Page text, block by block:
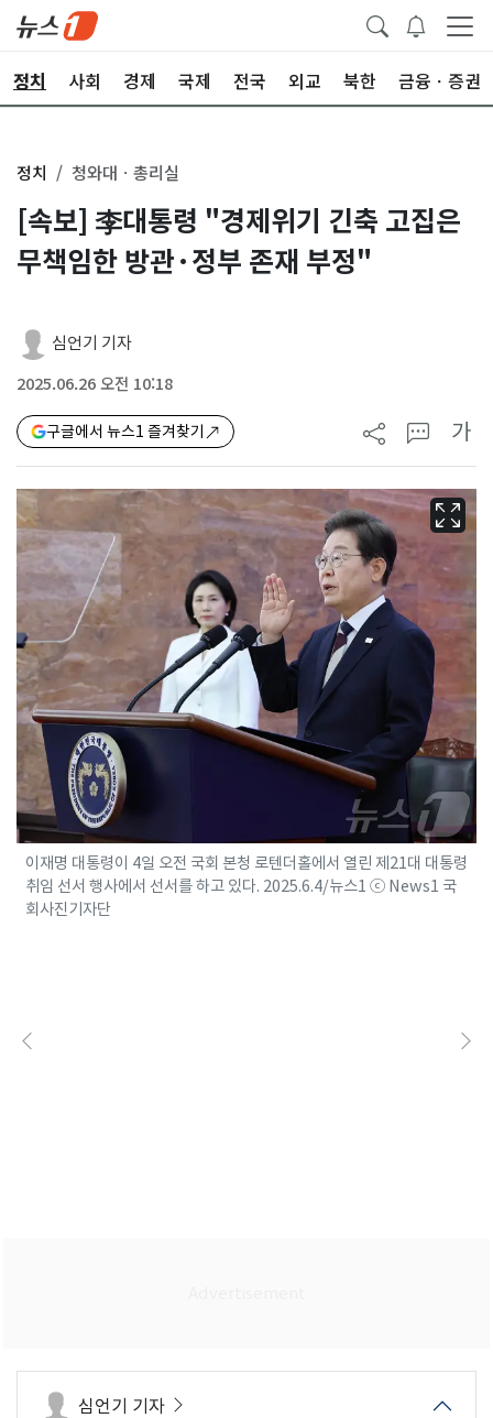
정치 사회 경제 국제 전국 외교 북한 금융ㆍ증권
정치 청와대ㆍ총리실
[속보] 李대통령 "경제위기 긴축 고집은
무책임한 방관·정부 존재 부정"
심언기 기자
2025.06.26 오전 10:18
구글에서 뉴스1 즐겨찾기 가
이재명 대통령이 4일 오전 국회 본청 로텐더홀에서 열린 제21대 대통령
취임 선서 행사에서 선서를 하고 있다. 2025.6.4/뉴스1 ⓒ News1 국
회사진기자단
심언기 기자